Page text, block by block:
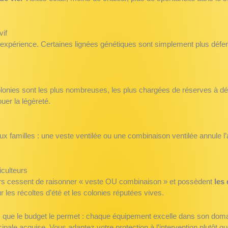
Certaines lignées génétiques sont simplement plus
sont les plus nombreuses, les plus chargées de réserves à
la légèreté.
familles : une veste ventilée ou une combinaison ventilée annule
cessent de raisonner « veste OU combinaison » et possèdent les
les récoltes d’été et les colonies réputées vives.
le budget le permet : chaque équipement excelle dans son